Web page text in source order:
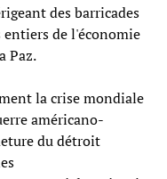
des barricades
entiers de l'économie
Paz.
la crise mondiale
américano-
du détroit